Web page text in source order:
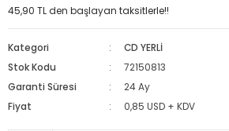
45,90 TL den başlayan taksitlerle!!
Kategori
CD YERLİ
Stok Kodu
72150813
Garanti Süresi
24 Ay
Fiyat
0,85 USD + KDV